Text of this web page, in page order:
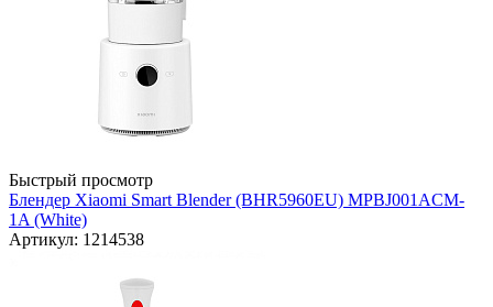
Быстрый просмотр
Блендер Xiaomi Smart Blender (BHR5960EU) MPBJ001ACM-
1A (White)
Артикул: 1214538